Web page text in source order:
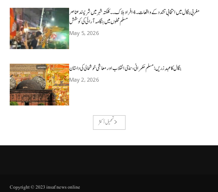
مغربی بنگال میں انتخابی تشدد کے واقعات۔4افراد ہلاک۔۔کلکتہ شہر میں شرپسندعناصر
مسلم محلوں میں ہنگامہ آرائی کی کوشش
May 5, 2026
بنگال کا عہدِ زریں: مسلم حکمرانی، سماجی انقلاب اور معاشی خوشحالی کی داستان
May 2, 2026
تحميل أكثر
Copyright © 2023 insaf news online